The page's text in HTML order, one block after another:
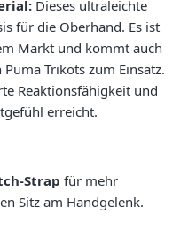
Dieses ultraleichte
für die Oberhand. Es ist
Markt und kommt auch
Trikots zum Einsatz.
Reaktionsfähigkeit und
erreicht.
Strap für mehr
Sitz am Handgelenk.